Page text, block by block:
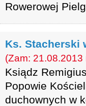
Rowerowej
Ks. Stacherski
(Zam: 21.08.2013
Ksiądz
Popowie
duchownych w